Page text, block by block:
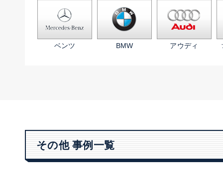
ベンツ BMW アウディ
その他 事例一覧